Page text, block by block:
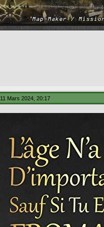
11 Mars 2024, 20:17